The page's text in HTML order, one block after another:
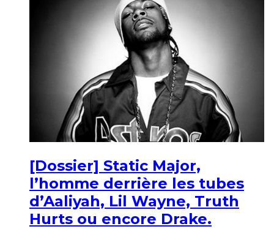
[Dossier] Static Major,
l’homme derrière les tubes
d’Aaliyah, Lil Wayne, Truth
Hurts ou encore Drake.